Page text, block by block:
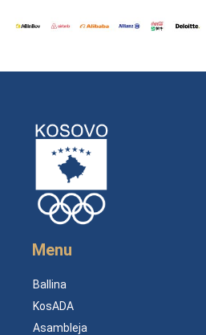
Menu
Ballina
KosADA
Asambleja